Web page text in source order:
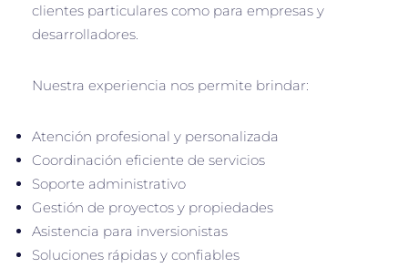
clientes particulares como para empresas y
desarrolladores.
Nuestra experiencia nos permite brindar:
Atención profesional y personalizada
Coordinación eficiente de servicios
Soporte administrativo
Gestión de proyectos y propiedades
Asistencia para inversionistas
Soluciones rápidas y confiables